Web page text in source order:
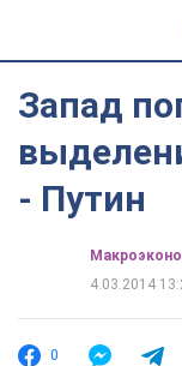
Запад
- Путин
4.03.2014
0